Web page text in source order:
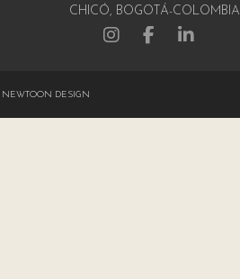
CHICÓ, BOGOTÁ-COLOMBIA
NEWTOON DESIGN